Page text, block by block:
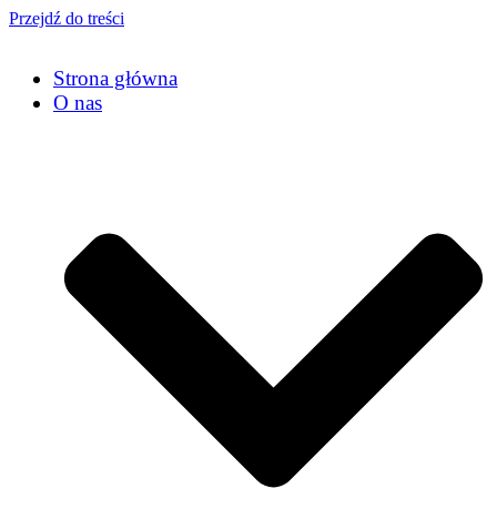
Przejdź do treści
Strona główna
O nas